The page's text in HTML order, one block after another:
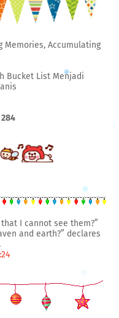
Memories, Accumulating
Bucket List Menjadi
284
I cannot see them?”
and earth?” declares